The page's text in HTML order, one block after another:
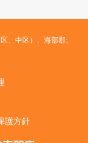
、中区）、海部郡、
護方針